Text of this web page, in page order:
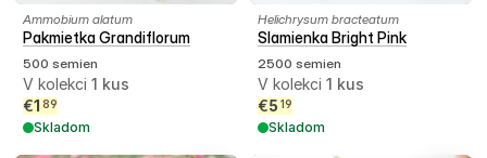
Ammobium alatum
Pakmietka Grandiflorum
500 semien
V kolekci 1 kus
€1 89
Skladom
Helichrysum bracteatum
Slamienka Bright Pink
2500 semien
V kolekci 1 kus
€5 19
Skladom